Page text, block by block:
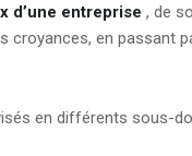
d’une entreprise , de
croyances, en passant
en différents sous-